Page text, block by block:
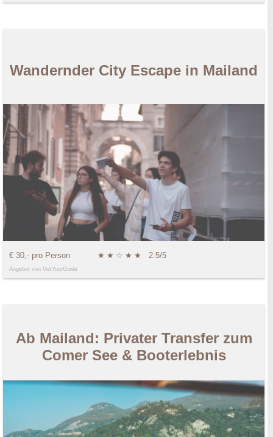
Wandernder City Escape in Mailand
€ 30,- pro Person ★ ★ ☆ ★ ★ 2.5/5
Angebot von GetYourGuide
Ab Mailand: Privater Transfer zum
Comer See & Booterlebnis